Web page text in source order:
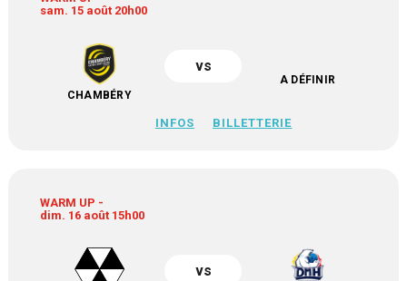
sam. 15 août 20h00
CHAMBÉRY
vs
A DÉFINIR
INFOS BILLETTERIE
WARM UP -
dim. 16 août 15h00
vs